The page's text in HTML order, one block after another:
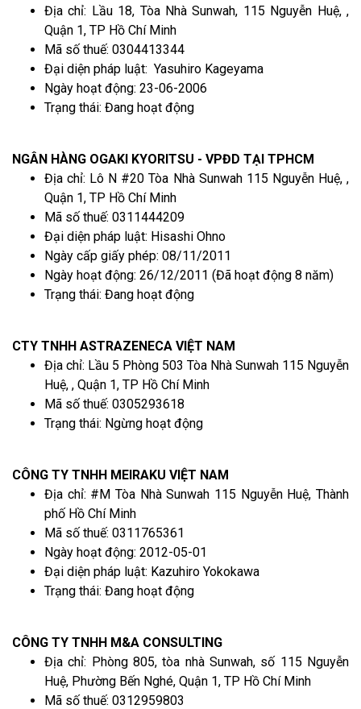
Địa chỉ: Lầu 18, Tòa Nhà Sunwah, 115 Nguyễn Huệ, ,
Quận 1, TP Hồ Chí Minh
Mã số thuế: 0304413344
Đại diện pháp luật: Yasuhiro Kageyama
Ngày hoạt động: 23-06-2006
Trạng thái: Đang hoạt động
NGÂN HÀNG OGAKI KYORITSU - VPĐD TẠI TPHCM
Địa chỉ: Lô N #20 Tòa Nhà Sunwah 115 Nguyễn Huệ, ,
Quận 1, TP Hồ Chí Minh
Mã số thuế: 0311444209
Đại diện pháp luật: Hisashi Ohno
Ngày cấp giấy phép: 08/11/2011
Ngày hoạt động: 26/12/2011 (Đã hoạt động 8 năm)
Trạng thái: Đang hoạt động
CTY TNHH ASTRAZENECA VIỆT NAM
Địa chỉ: Lầu 5 Phòng 503 Tòa Nhà Sunwah 115 Nguyễn
Huệ, , Quận 1, TP Hồ Chí Minh
Mã số thuế: 0305293618
Trạng thái: Ngừng hoạt động
CÔNG TY TNHH MEIRAKU VIỆT NAM
Địa chỉ: #M Tòa Nhà Sunwah 115 Nguyễn Huệ, Thành
phố Hồ Chí Minh
Mã số thuế: 0311765361
Ngày hoạt động: 2012-05-01
Đại diện pháp luật: Kazuhiro Yokokawa
Trạng thái: Đang hoạt động
CÔNG TY TNHH M&A CONSULTING
Địa chỉ: Phòng 805, tòa nhà Sunwah, số 115 Nguyễn
Huệ, Phường Bến Nghé, Quận 1, TP Hồ Chí Minh
Mã số thuế: 0312959803